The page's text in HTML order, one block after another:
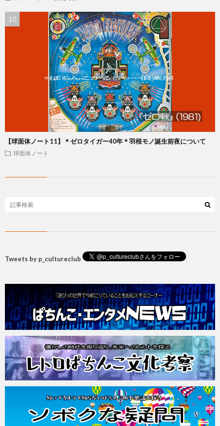
【球面体ノート11】＊ゼロタイガー40年＊羽根モノ誕生前夜について
球面体ノート
Tweets by p_cultureclub